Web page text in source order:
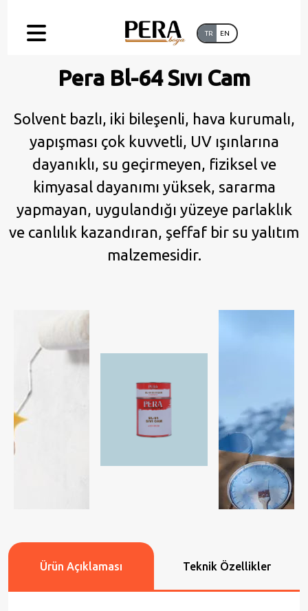
TR EN
Pera Bl-64 Sıvı Cam
Solvent bazlı, iki bileşenli, hava kurumalı,
yapışması çok kuvvetli, UV ışınlarına
dayanıklı, su geçirmeyen, fiziksel ve
kimyasal dayanımı yüksek, sararma
yapmayan, uygulandığı yüzeye parlaklık
ve canlılık kazandıran, şeffaf bir su yalıtım
malzemesidir.
Ürün Açıklaması Teknik Özellikler